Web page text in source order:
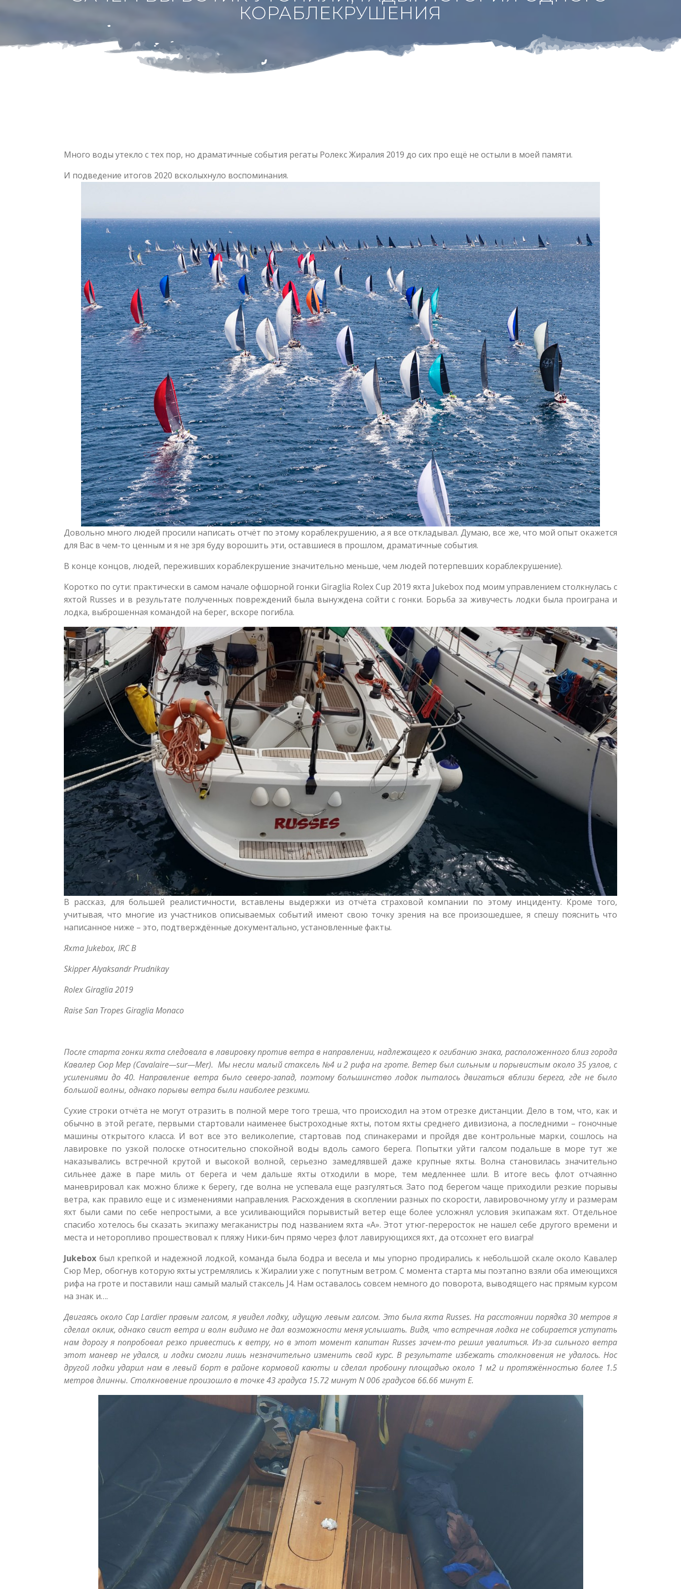
КОРАБЛЕКРУШЕНИЯ
Много воды утекло с тех пор, но драматичные события регаты Ролекс Жиралия 2019 до сих про ещё не остыли в моей памяти.
И подведение итогов 2020 всколыхнуло воспоминания.
Довольно много людей просили написать отчёт по этому кораблекрушению, а я все откладывал. Думаю, все же, что мой опыт окажется
для Вас в чем-то ценным и я не зря буду ворошить эти, оставшиеся в прошлом, драматичные события.
В конце концов, людей, переживших кораблекрушение значительно меньше, чем людей потерпевших кораблекрушение).
Коротко по сути: практически в самом начале офшорной гонки Giraglia Rolex Cup 2019 яхта Jukebox под моим управлением столкнулась с
яхтой Russes и в результате полученных повреждений была вынуждена сойти с гонки. Борьба за живучесть лодки была проиграна и
лодка, выброшенная командой на берег, вскоре погибла.
В рассказ, для большей реалистичности, вставлены выдержки из отчёта страховой компании по этому инциденту. Кроме того,
учитывая, что многие из участников описываемых событий имеют свою точку зрения на все произошедшее, я спешу пояснить что
написанное ниже – это, подтверждённые документально, установленные факты.
ЯхтаJukebox, IRC B
Skipper Alyaksandr Prudnikay
Rolex Giraglia 2019
Raise San Tropes Giraglia Monaco
После старта гонки яхта следовала в лавировку против ветра в направлении, надлежащего к огибанию знака, расположенного близ города
Кавалер Сюр Мер (Cavalaire—sur—Mer). Мы несли малый стаксель №4 и 2 рифа на гроте. Ветер был сильным и порывистым около 35 узлов, с
усилениями до 40. Направление ветра было северо-запад, поэтому большинство лодок пыталось двигаться вблизи берега, где не было
большой волны, однако порывы ветра были наиболее резкими.
Сухие строки отчёта не могут отразить в полной мере того треша, что происходил на этом отрезке дистанции. Дело в том, что, как и
обычно в этой регате, первыми стартовали наименее быстроходные яхты, потом яхты среднего дивизиона, а последними – гоночные
машины открытого класса. И вот все это великолепие, стартовав под спинакерами и пройдя две контрольные марки, сошлось на
лавировке по узкой полоске относительно спокойной воды вдоль самого берега. Попытки уйти галсом подальше в море тут же
наказывались встречной крутой и высокой волной, серьезно замедлявшей даже крупные яхты. Волна становилась значительно
сильнее даже в паре миль от берега и чем дальше яхты отходили в море, тем медленнее шли. В итоге весь флот отчаянно
маневрировал как можно ближе к берегу, где волна не успевала еще разгуляться. Зато под берегом чаще приходили резкие порывы
ветра, как правило еще и с изменениями направления. Расхождения в скоплении разных по скорости, лавировочному углу и размерам
яхт были сами по себе непростыми, а все усиливающийся порывистый ветер еще более усложнял условия экипажам яхт. Отдельное
спасибо хотелось бы сказать экипажу мегаканистры под названием яхта «А». Этот утюг-переросток не нашел себе другого времени и
места и неторопливо прошествовал к пляжу Ники-бич прямо через флот лавирующихся яхт, да отсохнет его виагра!
Jukebox был крепкой и надежной лодкой, команда была бодра и весела и мы упорно продирались к небольшой скале около Кавалер
Сюр Мер, обогнув которую яхты устремлялись к Жиралии уже с попутным ветром. С момента старта мы поэтапно взяли оба имеющихся
рифа на гроте и поставили наш самый малый стаксель J4. Нам оставалось совсем немного до поворота, выводящего нас прямым курсом
на знак и….
Двигаясь около Cap Lardier правым галсом, я увидел лодку, идущую левым галсом. Это была яхта Russes. На расстоянии порядка 30 метров я
сделал оклик, однако свист ветра и волн видимо не дал возможности меня услышать. Видя, что встречная лодка не собирается уступать
нам дорогу я попробовал резко привестись к ветру, но в этот момент капитан Russes зачем-то решил увалиться. Из-за сильного ветра
этот маневр не удался, и лодки смогли лишь незначительно изменить свой курс. В результате избежать столкновения не удалось. Нос
другой лодки ударил нам в левый борт в районе кормовой каюты и сделал пробоину площадью около 1 м2 и протяжённостью более 1.5
метров длинны. Столкновение произошло в точке 43 градуса 15.72 минут N 006 градусов 66.66 минут E.